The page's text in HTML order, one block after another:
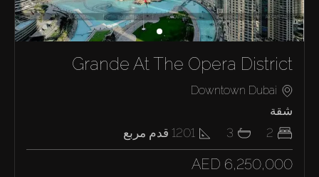
Grande At The Opera District
Downtown Dubai
شقة
2
3
1201 قدم مربع
AED 6,250,000